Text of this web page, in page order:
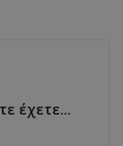
έχετε...